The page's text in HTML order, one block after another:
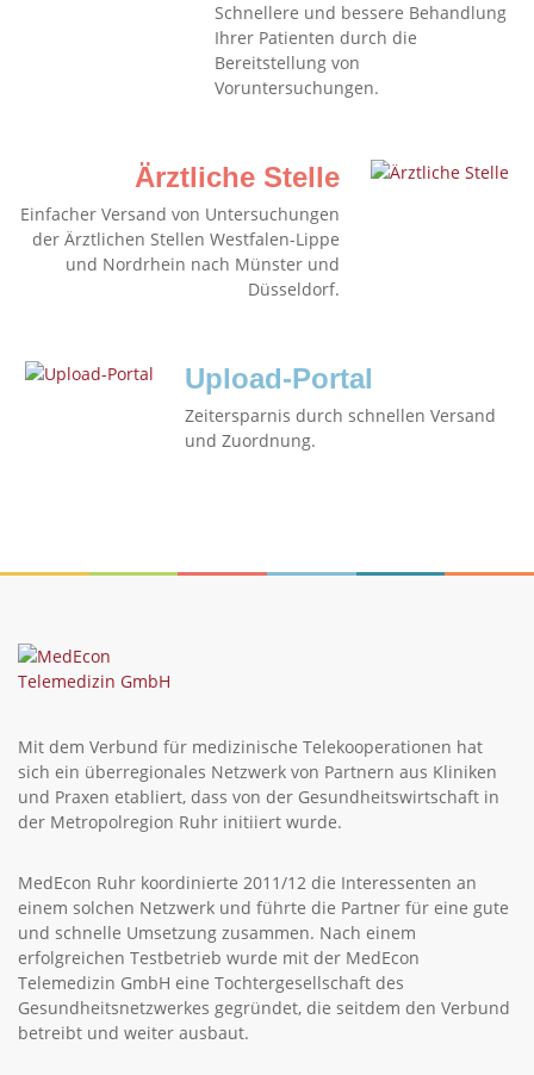
Schnellere und bessere Behandlung
Ihrer Patienten durch die
Bereitstellung von
Voruntersuchungen.
Ärztliche Stelle
Einfacher Versand von Untersuchungen
der Ärztlichen Stellen Westfalen-Lippe
und Nordrhein nach Münster und
Düsseldorf.
Upload-Portal
Zeitersparnis durch schnellen Versand
und Zuordnung.
Mit dem Verbund für medizinische Telekooperationen hat
sich ein überregionales Netzwerk von Partnern aus Kliniken
und Praxen etabliert, dass von der Gesundheitswirtschaft in
der Metropolregion Ruhr initiiert wurde.
MedEcon Ruhr koordinierte 2011/12 die Interessenten an
einem solchen Netzwerk und führte die Partner für eine gute
und schnelle Umsetzung zusammen. Nach einem
erfolgreichen Testbetrieb wurde mit der MedEcon
Telemedizin GmbH eine Tochtergesellschaft des
Gesundheitsnetzwerkes gegründet, die seitdem den Verbund
betreibt und weiter ausbaut.